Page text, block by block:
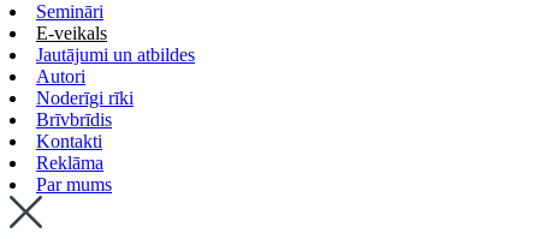
Semināri
E-veikals
Jautājumi un atbildes
Autori
Noderīgi rīki
Brīvbrīdis
Kontakti
Reklāma
Par mums